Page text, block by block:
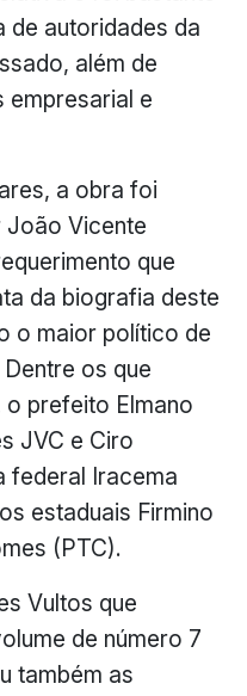
de autoridades da
além de
empresarial e
a obra foi
João Vicente
que
da biografia deste
o maior político de
os que
prefeito Elmano
JVC e Ciro
federal Iracema
estaduais Firmino
(PTC).
Vultos que
de número 7
também as